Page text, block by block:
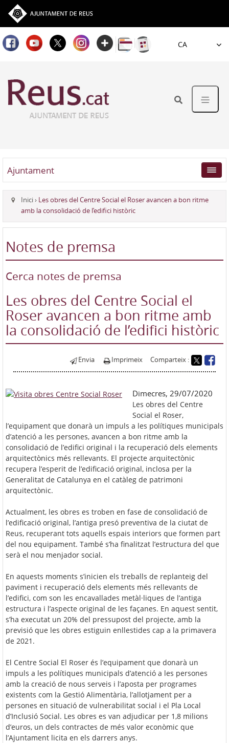
Idioma
Ajuntament
Inici› Les obres del Centre Social el Roser avancen a bon ritme
amb la consolidació de l’edifici històric
Notes de premsa
Cerca notes de premsa
Les obres del Centre Social el
Roser avancen a bon ritme amb
la consolidació de l’edifici històric
Envia Imprimeix Comparteix :
Dimecres, 29/07/2020
Les obres del Centre
Social el Roser,
l’equipament que donarà un impuls a les polítiques municipals
d’atenció a les persones, avancen a bon ritme amb la
consolidació de l’edifici original i la recuperació dels elements
arquitectònics més rellevants. El projecte arquitectònic
recupera l’esperit de l’edificació original, inclosa per la
Generalitat de Catalunya en el catàleg de patrimoni
arquitectònic.
Actualment, les obres es troben en fase de consolidació de
l’edificació original, l’antiga presó preventiva de la ciutat de
Reus, recuperant tots aquells espais interiors que formen part
del nou equipament. També s’ha finalitzat l’estructura del que
serà el nou menjador social.
En aquests moments s’inicien els treballs de replanteig del
paviment i recuperació dels elements més rellevants de
l’edifici, com son les encavallades metàl·liques de l’antiga
estructura i l’aspecte original de les façanes. En aquest sentit,
s’ha executat un 20% del pressupost del projecte, amb la
previsió que les obres estiguin enllestides cap a la primavera
de 2021.
El Centre Social El Roser és l’equipament que donarà un
impuls a les polítiques municipals d’atenció a les persones
amb la creació de nous serveis i l’aposta per programes
existents com la Gestió Alimentària, l’allotjament per a
persones en situació de vulnerabilitat social i el Pla Local
d’Inclusió Social. Les obres es van adjudicar per 1,8 milions
d’euros, un dels contractes de més valor econòmic que
l’Ajuntament licita en els darrers anys.